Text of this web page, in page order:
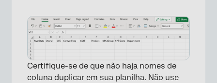
Certifique-se de que não haja nomes de
coluna duplicar em sua planilha. Não use